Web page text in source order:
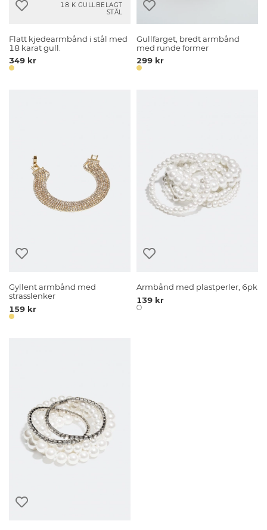
18 K GULLBELAGT
STÅL
Flatt kjedearmbånd i stål med
18 karat gull.
349 kr
Gullfarget, bredt armbånd
med runde former
299 kr
Gyllent armbånd med
strasslenker
159 kr
Armbånd med plastperler, 6pk
139 kr